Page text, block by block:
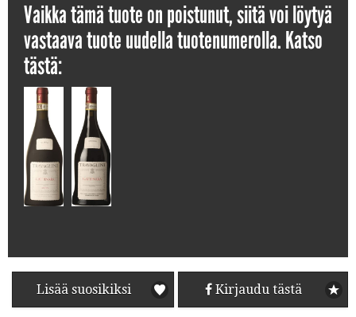
Vaikka tämä tuote on poistunut, siitä voi löytyä
vastaava tuote uudella tuotenumerolla. Katso
tästä:
Lisää suosikiksi Kirjaudu tästä